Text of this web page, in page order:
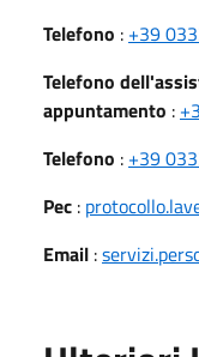
Telefono : +39
Telefono
appuntamento :
Telefono : +39
Pec :
Email :